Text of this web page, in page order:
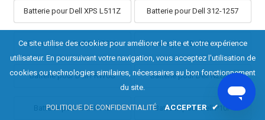
Batterie pour Dell XPS L511Z Batterie pour Dell 312-1257
Batterie pour Dell P20G002 Batterie pour Dell Vostro V13
Batterie pour Dell PRW6G Batterie pour Dell N2DN5
Batterie pour Dell P14E Batterie pour Dell P10F
Ce site utilise des cookies pour améliorer le site et votre expérience
utilisateur. En poursuivant votre navigation, vous acceptez l'utilisation de
cookies ou technologies similaires, nécessaires au bon fonctionnement
du site.
POLITIQUE DE CONFIDENTIALITÉ ACCEPTER ✔